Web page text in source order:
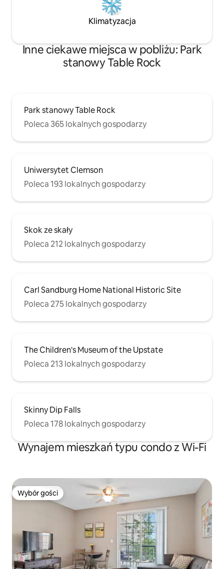
Klimatyzacja
Inne ciekawe miejsca w pobliżu: Park
stanowy Table Rock
Park stanowy Table Rock
Poleca 365 lokalnych gospodarzy
Uniwersytet Clemson
Poleca 193 lokalnych gospodarzy
Skok ze skały
Poleca 212 lokalnych gospodarzy
Carl Sandburg Home National Historic Site
Poleca 275 lokalnych gospodarzy
The Children's Museum of the Upstate
Poleca 213 lokalnych gospodarzy
Skinny Dip Falls
Poleca 178 lokalnych gospodarzy
Wynajem mieszkań typu condo z Wi-Fi
Wybór gości
Wybór gości